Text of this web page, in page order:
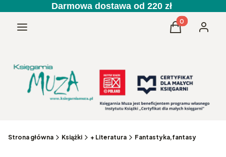
Darmowa dostawa od 220 zł
Menu Produkty w
Koszyk
Strona główna Książki + Literatura Fantastyka,fantasy